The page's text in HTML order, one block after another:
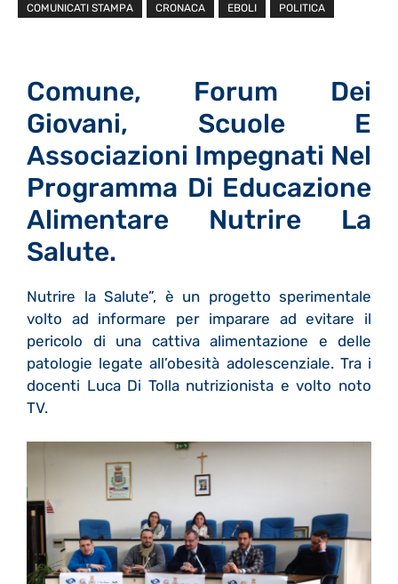
COMUNICATI STAMPA CRONACA EBOLI POLITICA
Comune, Forum Dei
Giovani, Scuole E
Associazioni Impegnati Nel
Programma Di Educazione
Alimentare Nutrire La
Salute.
Nutrire la Salute”, è un progetto sperimentale
volto ad informare per imparare ad evitare il
pericolo di una cattiva alimentazione e delle
patologie legate all’obesità adolescenziale. Tra i
docenti Luca Di Tolla nutrizionista e volto noto
TV.